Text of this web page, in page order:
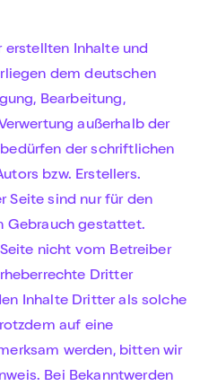
erstellten Inhalte und
dem deutschen
Bearbeitung,
außerhalb der
der schriftlichen
bzw. Erstellers.
Seite sind nur für den
Gebrauch gestattet.
nicht vom Betreiber
Dritter
Inhalte Dritter als solche
auf eine
werden, bitten wir
Bei Bekanntwerden